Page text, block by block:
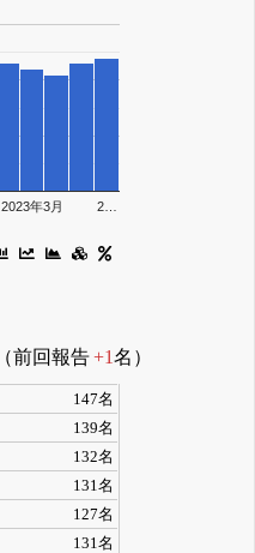
2023年3月 2…
（前回報告+1名）
147名
139名
132名
131名
127名
131名